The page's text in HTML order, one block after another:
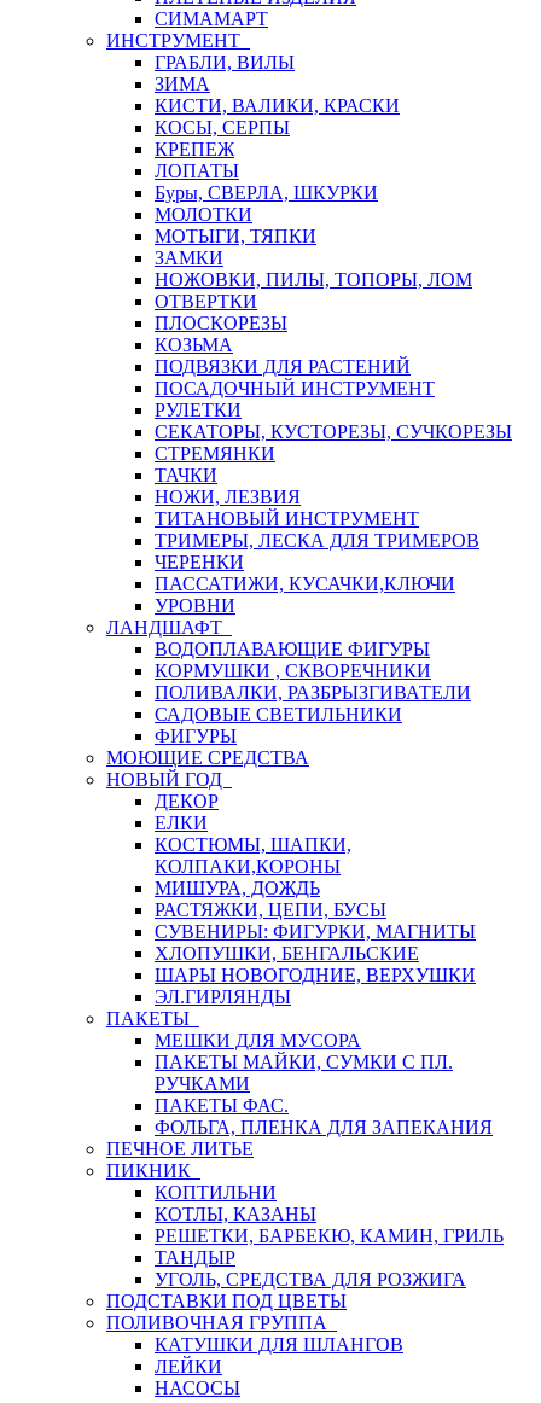
СИМАМАРТ
ИНСТРУМЕНТ
ГРАБЛИ, ВИЛЫ
ЗИМА
КИСТИ, ВАЛИКИ, КРАСКИ
КОСЫ, СЕРПЫ
КРЕПЕЖ
ЛОПАТЫ
Буры, СВЕРЛА, ШКУРКИ
МОЛОТКИ
МОТЫГИ, ТЯПКИ
ЗАМКИ
НОЖОВКИ, ПИЛЫ, ТОПОРЫ, ЛОМ
ОТВЕРТКИ
ПЛОСКОРЕЗЫ
КОЗЬМА
ПОДВЯЗКИ ДЛЯ РАСТЕНИЙ
ПОСАДОЧНЫЙ ИНСТРУМЕНТ
РУЛЕТКИ
СЕКАТОРЫ, КУСТОРЕЗЫ, СУЧКОРЕЗЫ
СТРЕМЯНКИ
ТАЧКИ
НОЖИ, ЛЕЗВИЯ
ТИТАНОВЫЙ ИНСТРУМЕНТ
ТРИМЕРЫ, ЛЕСКА ДЛЯ ТРИМЕРОВ
ЧЕРЕНКИ
ПАССАТИЖИ, КУСАЧКИ,КЛЮЧИ
УРОВНИ
ЛАНДШАФТ
ВОДОПЛАВАЮЩИЕ ФИГУРЫ
КОРМУШКИ , СКВОРЕЧНИКИ
ПОЛИВАЛКИ, РАЗБРЫЗГИВАТЕЛИ
САДОВЫЕ СВЕТИЛЬНИКИ
ФИГУРЫ
МОЮЩИЕ СРЕДСТВА
НОВЫЙ ГОД
ДЕКОР
ЕЛКИ
КОСТЮМЫ, ШАПКИ,
КОЛПАКИ,КОРОНЫ
МИШУРА, ДОЖДЬ
РАСТЯЖКИ, ЦЕПИ, БУСЫ
СУВЕНИРЫ: ФИГУРКИ, МАГНИТЫ
ХЛОПУШКИ, БЕНГАЛЬСКИЕ
ШАРЫ НОВОГОДНИЕ, ВЕРХУШКИ
ЭЛ.ГИРЛЯНДЫ
ПАКЕТЫ
МЕШКИ ДЛЯ МУСОРА
ПАКЕТЫ МАЙКИ, СУМКИ С ПЛ.
РУЧКАМИ
ПАКЕТЫ ФАС.
ФОЛЬГА, ПЛЕНКА ДЛЯ ЗАПЕКАНИЯ
ПЕЧНОЕ ЛИТЬЕ
ПИКНИК
КОПТИЛЬНИ
КОТЛЫ, КАЗАНЫ
РЕШЕТКИ, БАРБЕКЮ, КАМИН, ГРИЛЬ
ТАНДЫР
УГОЛЬ, СРЕДСТВА ДЛЯ РОЗЖИГА
ПОДСТАВКИ ПОД ЦВЕТЫ
ПОЛИВОЧНАЯ ГРУППА
КАТУШКИ ДЛЯ ШЛАНГОВ
ЛЕЙКИ
НАСОСЫ